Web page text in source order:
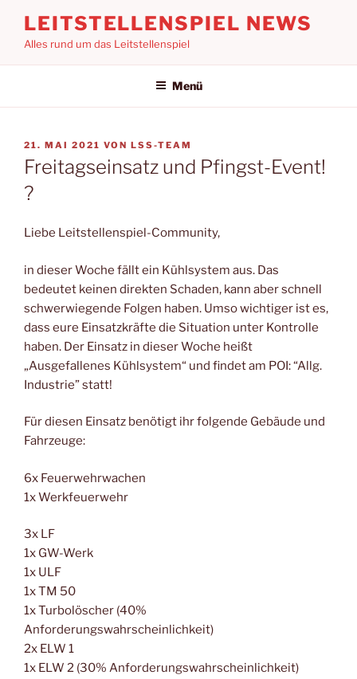
Inhalt
springen
LEITSTELLENSPIEL NEWS
Alles rund um das Leitstellenspiel
Menü
VERÖFFENTLICHT
AM
21. MAI 2021 VON LSS-TEAM
Freitagseinsatz und Pfingst-Event!
?
Liebe Leitstellenspiel-Community,
in dieser Woche fällt ein Kühlsystem aus. Das
bedeutet keinen direkten Schaden, kann aber schnell
schwerwiegende Folgen haben. Umso wichtiger ist es,
dass eure Einsatzkräfte die Situation unter Kontrolle
haben. Der Einsatz in dieser Woche heißt
„Ausgefallenes Kühlsystem“ und findet am POI: “Allg.
Industrie” statt!
Für diesen Einsatz benötigt ihr folgende Gebäude und
Fahrzeuge:
6x Feuerwehrwachen
1x Werkfeuerwehr
3x LF
1x GW-Werk
1x ULF
1x TM 50
1x Turbolöscher (40%
Anforderungswahrscheinlichkeit)
2x ELW 1
1x ELW 2 (30% Anforderungswahrscheinlichkeit)